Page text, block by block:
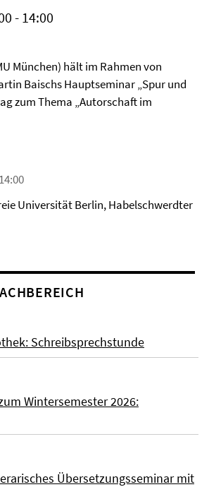
- 14:00
München) hält im Rahmen von
Baischs Hauptseminar „Spur und
zum Thema „Autorschaft im
Universität Berlin, Habelschwerdter
Schreibsprechstunde
Wintersemester 2026:
Übersetzungsseminar mit